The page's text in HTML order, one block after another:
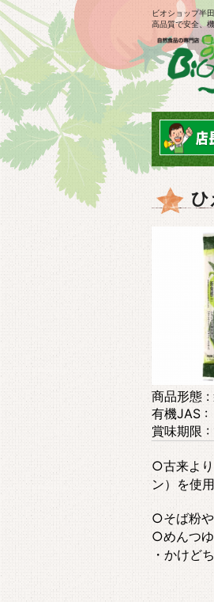
ビオショップ半
高品質で安全、
ひ
商品形態 :
有機JAS :
賞味期限 :
○古来よ
ン）を使
○そば粉や
○めんつ
・かけど